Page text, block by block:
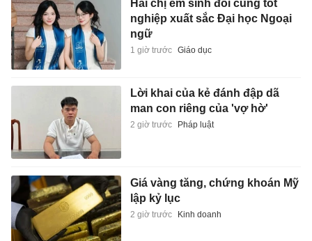
Hai chị em sinh đôi cùng tốt
nghiệp xuất sắc Đại học Ngoại
ngữ
1 giờ trước Giáo dục
Lời khai của kẻ đánh đập dã
man con riêng của 'vợ hờ'
2 giờ trước Pháp luật
Giá vàng tăng, chứng khoán Mỹ
lập kỷ lục
2 giờ trước Kinh doanh